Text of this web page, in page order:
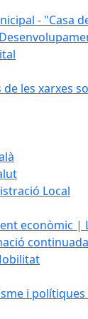
- "Casa
les xarxes
Local
econòmic |
continuada
i polítiques